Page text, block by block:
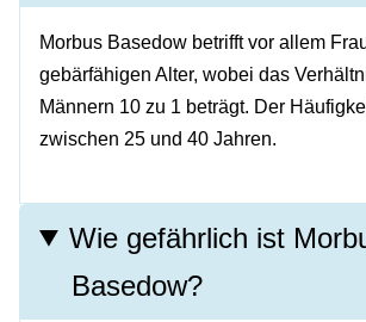
Morbus Basedow betrifft vor allem
gebärfähigen Alter, wobei das
Männern 10 zu 1 beträgt. Der
zwischen 25 und 40 Jahren.
Wie gefährlich ist
Basedow?